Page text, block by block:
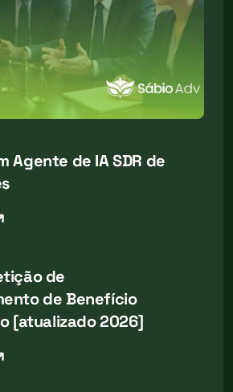
Agente de IA SDR de
de
de Benefício
[atualizado 2026]